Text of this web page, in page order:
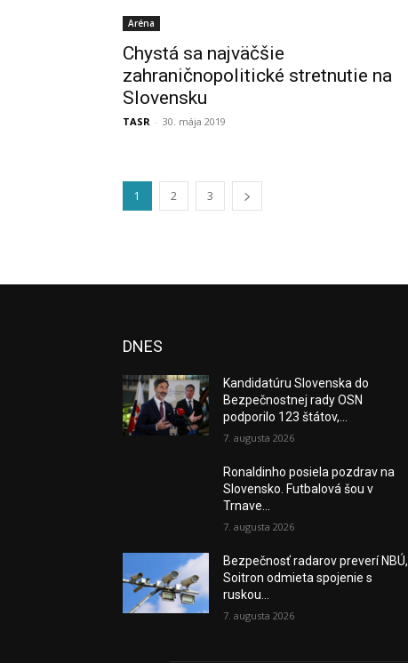
Aréna
Chystá sa najväčšie
zahraničnopolitické stretnutie na
Slovensku
TASR - 30. mája 2019
1 2 3
DNES
Kandidatúru Slovenska do
Bezpečnostnej rady OSN
podporilo 123 štátov,...
7. augusta 2026
Ronaldinho posiela pozdrav na
Slovensko. Futbalová šou v
Trnave...
7. augusta 2026
Bezpečnosť radarov preverí NBÚ,
Soitron odmieta spojenie s
ruskou...
7. augusta 2026